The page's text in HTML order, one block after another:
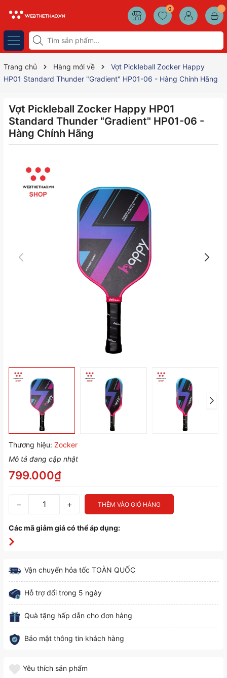
0
Trang chủ Hàng mới về
Vợt Pickleball Zocker Happy
HP01 Standard Thunder "Gradient" HP01-06 - Hàng Chính Hãng
Vợt Pickleball Zocker Happy HP01
Standard Thunder "Gradient" HP01-06 -
Hàng Chính Hãng
Thương hiệu: Zocker
Mô tả đang cập nhật
799.000₫
− + THÊM VÀO GIỎ HÀNG
Các mã giảm giá có thể áp dụng:
Vận chuyển hỏa tốc TOÀN QUỐC
Hỗ trợ đổi trong 5 ngày
Quà tặng hấp dẫn cho đơn hàng
Bảo mật thông tin khách hàng
Yêu thích sản phẩm